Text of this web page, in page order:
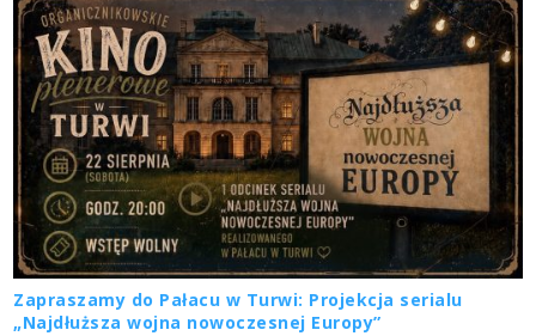
Zapraszamy do Pałacu w Turwi: Projekcja serialu
„Najdłuższa wojna nowoczesnej Europy”